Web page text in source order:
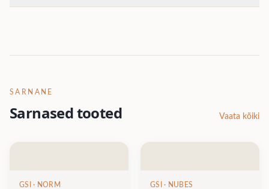
SARNANE
Sarnased tooted Vaata kõiki
GSI · NORM GSI · NUBES